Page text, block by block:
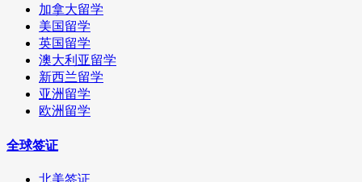
加拿大留学
美国留学
英国留学
澳大利亚留学
新西兰留学
亚洲留学
欧洲留学
全球签证
北美签证